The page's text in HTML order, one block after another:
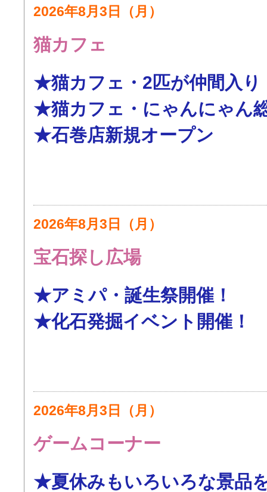
2026年8月3日（月）
猫カフェ
★猫カフェ・2匹が仲間入り
★猫カフェ・にゃんにゃん
★石巻店新規オープン
2026年8月3日（月）
宝石探し広場
★アミパ・誕生祭開催！
★化石発掘イベント開催！
2026年8月3日（月）
ゲームコーナー
★夏休みもいろいろな景品